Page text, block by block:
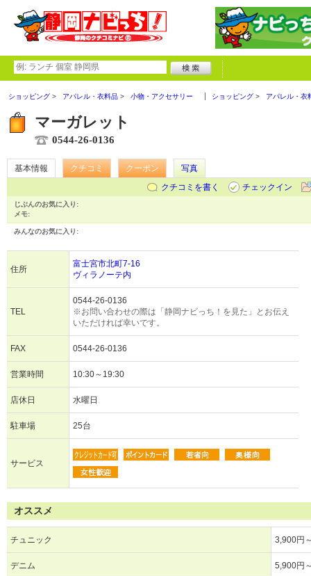
ショッピング アパレル・衣料品 小物・アクセサリー ショッピング アパレル・衣
マーガレット
0544-26-0136
基本情報 クチコミ クーポン
写真
クチコミを書く
チェックイン
じぶんのお気に入り:
メモ:
みんなのお気に入り:
住所
富士宮市北町7-16
ヴィラノーテ内
TEL
0544-26-0136
※お問い合わせの際は「静岡ナビっち！を見た」とお伝え
いただければ幸いです。
FAX 0544-26-0136
営業時間 10:30～19:30
店休日 水曜日
駐車場 25台
サービス
オススメ
チュニック 3,900円
デニム 5,900円